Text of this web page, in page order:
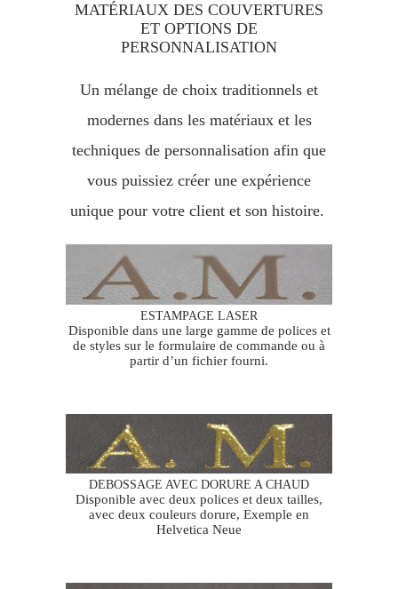
MATÉRIAUX DES COUVERTURES
ET OPTIONS DE
PERSONNALISATION
Un mélange de choix traditionnels et
modernes dans les matériaux et les
techniques de personnalisation afin que
vous puissiez créer une expérience
unique pour votre client et son histoire.
ESTAMPAGE LASER
Disponible dans une large gamme de polices et
de styles sur le formulaire de commande ou à
partir d’un fichier fourni.
DEBOSSAGE AVEC DORURE A CHAUD
Disponible avec deux polices et deux tailles,
avec deux couleurs dorure, Exemple en
Helvetica Neue